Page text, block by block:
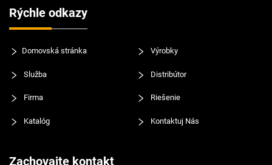
Rýchle odkazy
Domovská stránka Výrobky
Služba Distribútor
Firma Riešenie
Katalóg Kontaktuj Nás
Zachovajte kontakt